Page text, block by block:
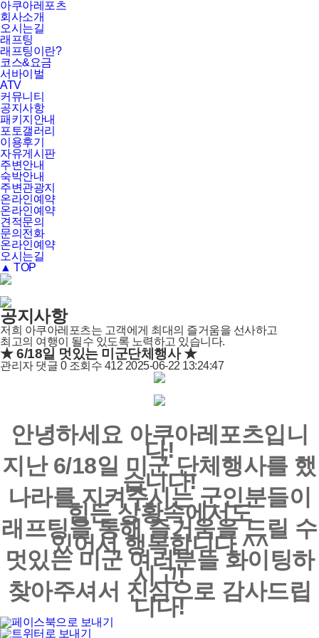
아쿠아레포츠
회사소개
오시는길
래프팅
래프팅이란?
코스&요금
서바이벌
ATV
커뮤니티
공지사항
패키지안내
포토갤러리
이용후기
자유게시판
주변안내
숙박안내
주변관광지
온라인예약
온라인예약
견적문의
문의전화
온라인예약
오시는길
▲ TOP
공지사항
저희 아쿠아레포츠는 고객에게 최대의 즐거움을 선사하고
최고의 여행이 될수 있도록 노력하고 있습니다.
★ 6/18일 멋있는 미군단체행사 ★
관리자 댓글 0 조회수 412 2025-06-22 13:24:47
안녕하세요 아쿠아레포츠입니
다!
지난 6/18일 미군 단체행사를 했
습니다!
나라를 지켜주시는 군인분들이
힘든 상황속에서도
래프팅을 통해 즐거움을 드릴 수
있어서 행복합니다 ^^
멋있는 미군 여러분들 화이팅하
시고!
찾아주셔서 진심으로 감사드립
니다!